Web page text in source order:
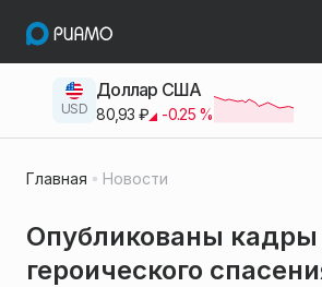
USD
Доллар США
80,93 ₽ -0.25%
Главная Новости
Опубликованы кадры
героического